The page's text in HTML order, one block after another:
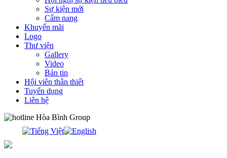
Sự kiện mới
Cẩm nang
Khuyến mãi
Logo
Thư viện
Gallery
Video
Bản tin
Hội viên thân thiết
Tuyển dụng
Liên hệ